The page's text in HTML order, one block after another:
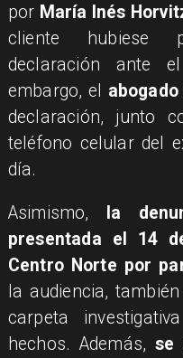
por María Inés
cliente hubiese
declaración ante
embargo, el
declaración, junto
teléfono celular del
día.
Asimismo,
la
presentada el 14
Centro Norte por
la audiencia,
carpeta
hechos. Además, se